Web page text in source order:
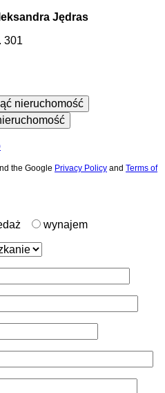
Jędras
301
nieruchomość
the Google Privacy Policy and Terms of
wynajem